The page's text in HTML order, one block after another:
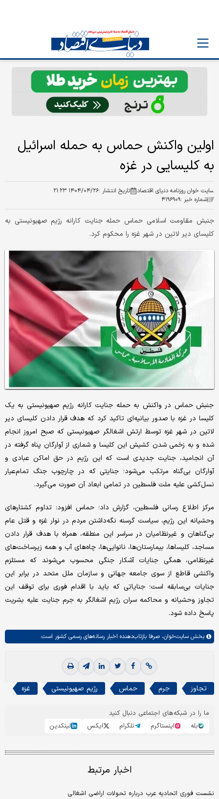
اولین واکنش حماس به حمله اسرائیل
به کلیسایی در غزه
سایت خوان روزنامه دنیای اقتصاد تاریخ انتشار :۱۴۰۴/۰۴/۲۶ ۲۱:۲۳
شماره خبر :۴۱۹۶۹۰۹
جنبش مقاومت اسلامی حماس حمله جنایت کارانه رژیم صهیونیستی به
کلیسای دیر لاتین در شهر غزه را محکوم کرد.
جنبش حماس در واکنش به حمله جنایت کارانه رژیم صهیونیستی به یک
کلیسا در غزه با صدور بیانیه‌ای تاکید کرد که هدف قرار دادن کلیسای دیر
لاتین در شهر غزه توسط ارتش اشغالگر صهیونیستی که صبح امروز انجام
شده و به زخمی شدن کشیش این کلیسا و شماری از آوارگان پناه گرفته در
آن انجامید، جنایت جدیدی است که این رژیم در حق اماکن عبادی و
آوارگان بی‌گناه مرتکب می‌شود؛ جنایتی که در چارچوب جنگ تمام‌عیار
نسل‌کشی علیه ملت فلسطین در تمامی ابعاد آن صورت می‌گیرد.
مرکز اطلاع رسانی فلسطین، گزارش داد؛ حماس افزود: تداوم کشتارهای
وحشیانه این رژیم، سیاست گرسنه نگه‌داشتن مردم در نوار غزه و قتل عام
بی‌گناهان و غیرنظامیان در سراسر این منطقه، همراه با هدف قرار دادن
مساجد، کلیساها، بیمارستان‌ها، نانوایی‌ها، چاه‌های آب و همه زیرساخت‌های
غیرنظامی، همگی جنایات آشکار جنگی محسوب می‌شوند که مستلزم
واکنشی قاطع از سوی جامعه جهانی و سازمان ملل متحد در برابر این
جنایات بی‌سابقه است؛ جنایاتی که باید با اقدام فوری برای توقف این
تجاوز وحشیانه و محاکمه سران رژیم اشغالگر به جرم جنایت علیه بشریت
پاسخ داده شود.
بخش سایت‌خوان، صرفا بازتاب‌دهنده اخبار رسانه‌های رسمی کشور است.
تجاوز جرم حماس رژیم صهیونیستی غزه
ما را در شبکه‌های اجتماعی دنبال کنید
بله
اینستاگرم تلگرام ایکس لینکدین
اخبار مرتبط
نشست فوری اتحادیه عرب درباره تحولات اراضی اشغالی